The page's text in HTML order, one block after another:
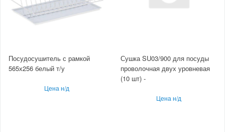
Посудосушитель с рамкой
565х256 белый т/у
Цена н/д
Сушка SU03/900 для посуды
проволочная двух уровневая
(10 шт) -
Цена н/д